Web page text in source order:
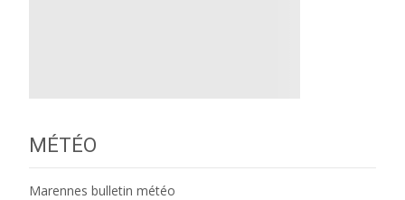
MÉTÉO
Marennes bulletin météo